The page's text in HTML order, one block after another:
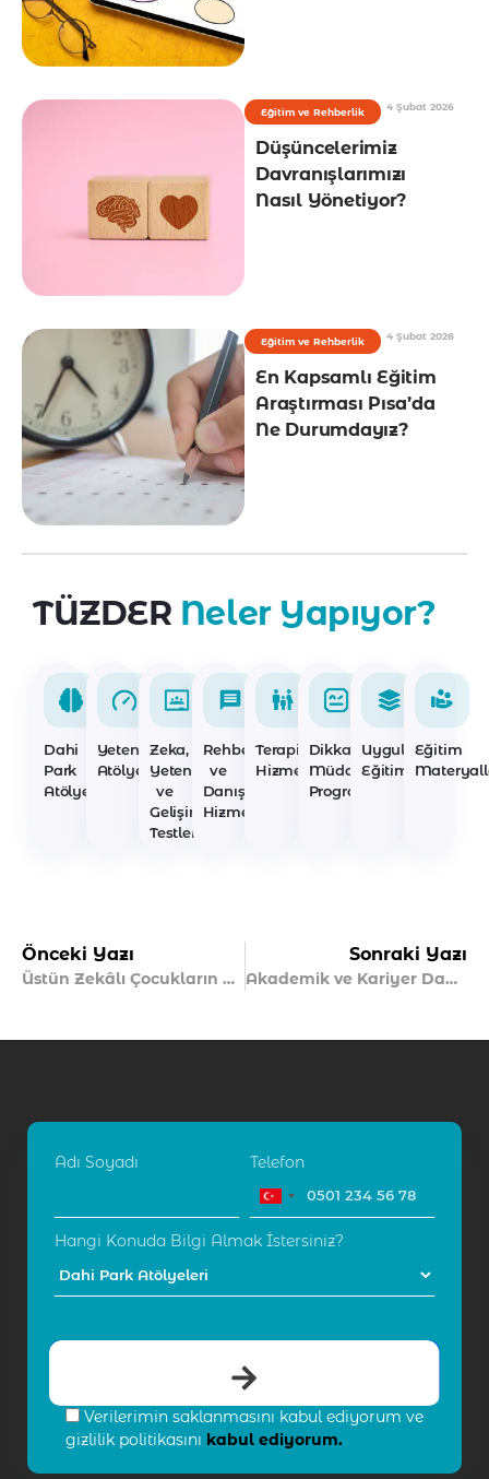
Eğitim ve Rehberlik 4 Şubat 2026
Düşüncelerimiz
Davranışlarımızı
Nasıl Yönetiyor?
Eğitim ve Rehberlik 4 Şubat 2026
En Kapsamlı Eğitim
Araştırması Pısa’da
Ne Durumdayız?
TÜZDER Neler Yapıyor?
Dahi
Park
Atölyeleri
Yetenek
Atölyeleri
Zeka,
Yetenek
ve
Gelişim
Testleri
Rehberlik
ve
Danışmanlık
Hizmetleri
Terapi
Hizmetleri
Dikkat
Müdahale
Programları
Uygulayıcı
Eğitimleri
Eğitim
Önceki Yazı
Üstün Zekâlı Çocukların Kardeş Dinamikleri Nasıl Etkilenir?
Sonraki Yazı
Akademik ve Kariyer Danışmanlığı Nedir?
Adı Soyadı Telefon
Hangi Konuda Bilgi Almak İstersiniz?
Verilerimin saklanmasını kabul ediyorum ve
gizlilik politikasını kabul ediyorum.